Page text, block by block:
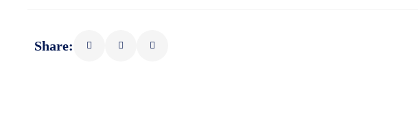
Share: